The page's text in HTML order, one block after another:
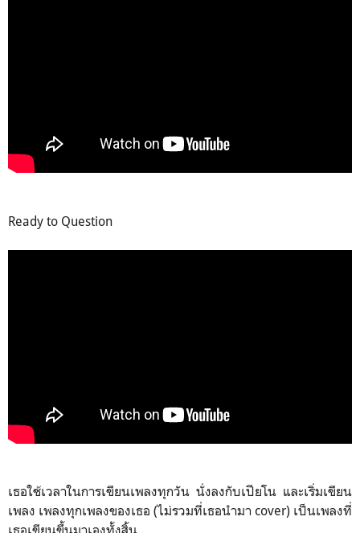
Ready to Question
เธอใช้เวลาในการเขียนเพลงทุกวัน นั่งลงกับเปียโน และเริ่มเขียน
เพลง เพลงทุกเพลงของเธอ (ไม่รวมที่เธอนำมา cover) เป็นเพลงที่